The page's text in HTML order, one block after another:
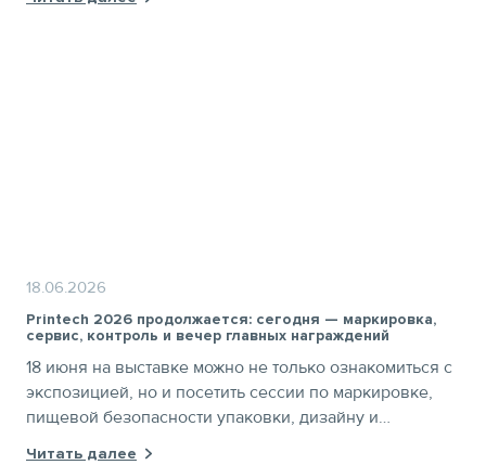
этикеток и способов печати, а также поделились
18.06.2026
Printech 2026 продолжается: сегодня — маркировка,
сервис, контроль и вечер главных награждений
18 июня на выставке можно не только ознакомиться с
экспозицией, но и посетить сессии по маркировке,
пищевой безопасности упаковки, дизайну и
спецэффектам, а вечером — церемонию
Читать далее